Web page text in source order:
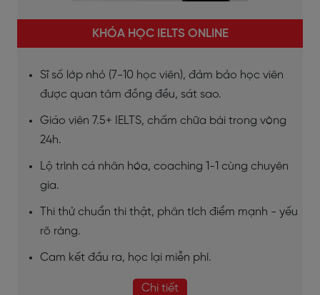
KHÓA HỌC IELTS ONLINE
Sĩ số lớp nhỏ (7-10 học viên), đảm bảo học viên
được quan tâm đồng đều, sát sao.
Giáo viên 7.5+ IELTS, chấm chữa bài trong vòng
24h.
Lộ trình cá nhân hóa, coaching 1-1 cùng chuyên
gia.
Thi thử chuẩn thi thật, phân tích điểm mạnh - yếu
rõ ràng.
Cam kết đầu ra, học lại miễn phí.
Chi tiết